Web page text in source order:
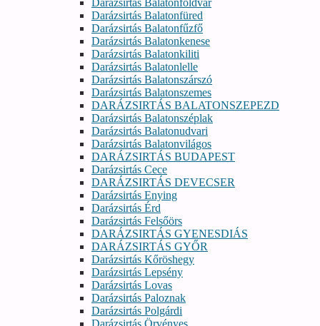
Darázsirtás Balatonföldvár
Darázsirtás Balatonfüred
Darázsirtás Balatonfűzfő
Darázsirtás Balatonkenese
Darázsirtás Balatonkiliti
Darázsirtás Balatonlelle
Darázsirtás Balatonszárszó
Darázsirtás Balatonszemes
DARÁZSIRTÁS BALATONSZEPEZD
Darázsirtás Balatonszéplak
Darázsirtás Balatonudvari
Darázsirtás Balatonvilágos
DARÁZSIRTÁS BUDAPEST
Darázsirtás Cece
DARÁZSIRTÁS DEVECSER
Darázsirtás Enying
Darázsirtás Érd
Darázsirtás Felsőörs
DARÁZSIRTÁS GYENESDIÁS
DARÁZSIRTÁS GYŐR
Darázsirtás Kőröshegy
Darázsirtás Lepsény
Darázsirtás Lovas
Darázsirtás Paloznak
Darázsirtás Polgárdi
Darázsirtás Örvényes